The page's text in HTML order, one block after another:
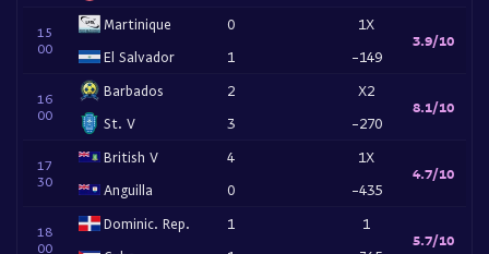
15
00
Martinique
El Salvador
0
1
1X
-149
3.9/10
16
00
Barbados
St. V
2
3
X2
-270
8.1/10
17
30
British V
Anguilla
4
0
1X
-435
4.7/10
18
00
Dominic. Rep.
1
1
5.7/10